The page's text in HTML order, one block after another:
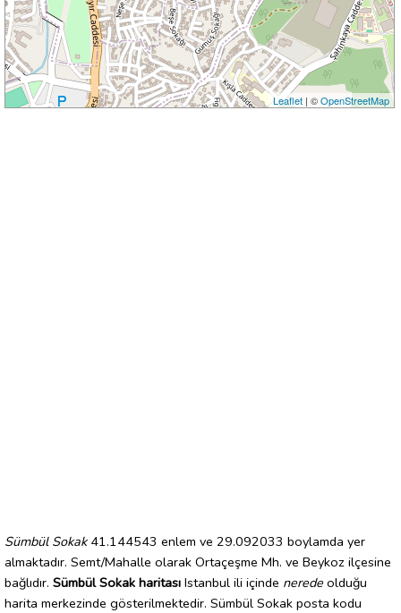
Leaflet| ©OpenStreetMap
Sümbül Sokak41.144543 enlem ve 29.092033 boylamda yer
almaktadır. Semt/Mahalle olarak Ortaçeşme Mh. ve Beykoz ilçesine
bağlıdır. Sümbül Sokak haritası Istanbul ili içinde nerede olduğu
harita merkezinde gösterilmektedir. Sümbül Sokak posta kodu